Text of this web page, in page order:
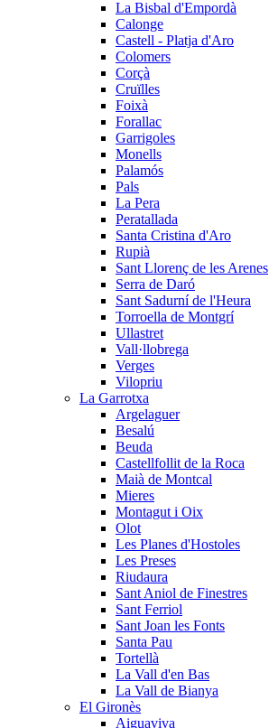
La Bisbal d'Empordà
Calonge
Castell - Platja d'Aro
Colomers
Corçà
Cruïlles
Foixà
Forallac
Garrigoles
Monells
Palamós
Pals
La Pera
Peratallada
Santa Cristina d'Aro
Rupià
Sant Llorenç de les Arenes
Serra de Daró
Sant Sadurní de l'Heura
Torroella de Montgrí
Ullastret
Vall·llobrega
Verges
Vilopriu
La Garrotxa
Argelaguer
Besalú
Beuda
Castellfollit de la Roca
Maià de Montcal
Mieres
Montagut i Oix
Olot
Les Planes d'Hostoles
Les Preses
Riudaura
Sant Aniol de Finestres
Sant Ferriol
Sant Joan les Fonts
Santa Pau
Tortellà
La Vall d'en Bas
La Vall de Bianya
El Gironès
Aiguaviva